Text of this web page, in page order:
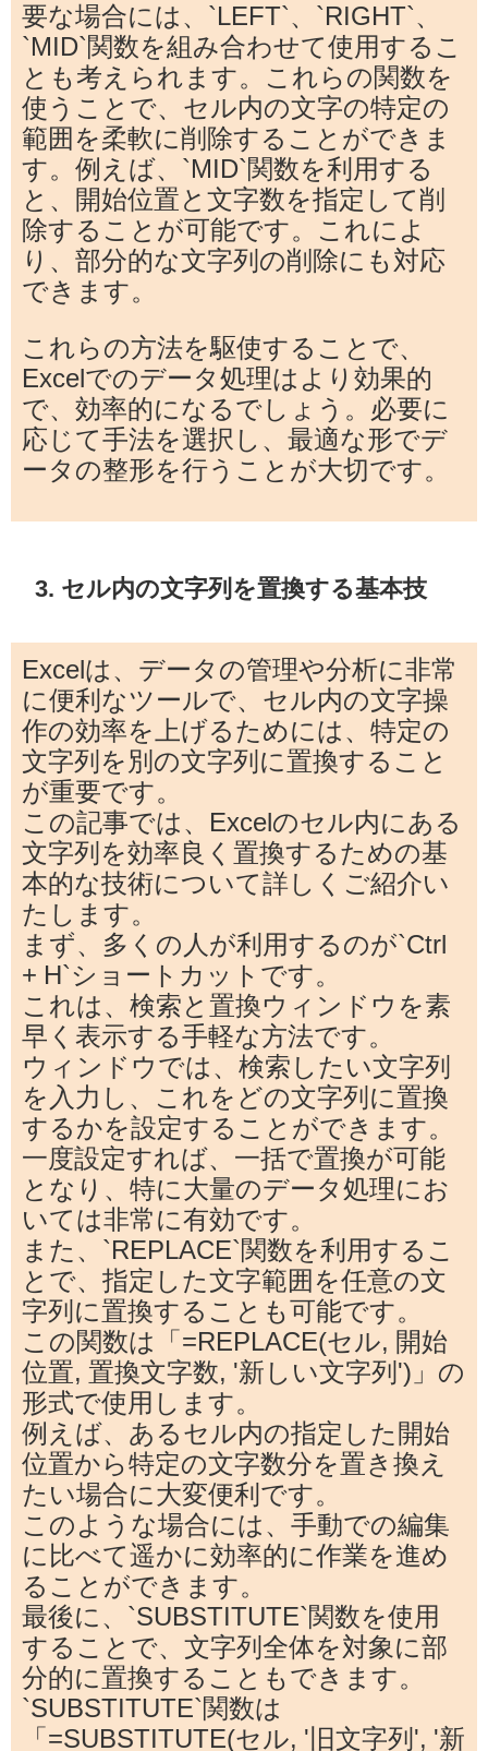
要な場合には、`LEFT`、`RIGHT`、
`MID`関数を組み合わせて使用するこ
とも考えられます。これらの関数を
使うことで、セル内の文字の特定の
範囲を柔軟に削除することができま
す。例えば、`MID`関数を利用する
と、開始位置と文字数を指定して削
除することが可能です。これによ
り、部分的な文字列の削除にも対応
できます。
これらの方法を駆使することで、
Excelでのデータ処理はより効果的
で、効率的になるでしょう。必要に
応じて手法を選択し、最適な形でデ
ータの整形を行うことが大切です。
3. セル内の文字列を置換する基本技
Excelは、データの管理や分析に非常
に便利なツールで、セル内の文字操
作の効率を上げるためには、特定の
文字列を別の文字列に置換すること
が重要です。
この記事では、Excelのセル内にある
文字列を効率良く置換するための基
本的な技術について詳しくご紹介い
たします。
まず、多くの人が利用するのが`Ctrl
+ H`ショートカットです。
これは、検索と置換ウィンドウを素
早く表示する手軽な方法です。
ウィンドウでは、検索したい文字列
を入力し、これをどの文字列に置換
するかを設定することができます。
一度設定すれば、一括で置換が可能
となり、特に大量のデータ処理にお
いては非常に有効です。
また、`REPLACE`関数を利用するこ
とで、指定した文字範囲を任意の文
字列に置換することも可能です。
この関数は「=REPLACE(セル, 開始
位置, 置換文字数, '新しい文字列')」の
形式で使用します。
例えば、あるセル内の指定した開始
位置から特定の文字数分を置き換え
たい場合に大変便利です。
このような場合には、手動での編集
に比べて遥かに効率的に作業を進め
ることができます。
最後に、`SUBSTITUTE`関数を使用
することで、文字列全体を対象に部
分的に置換することもできます。
`SUBSTITUTE`関数は
「=SUBSTITUTE(セル, '旧文字列', '新